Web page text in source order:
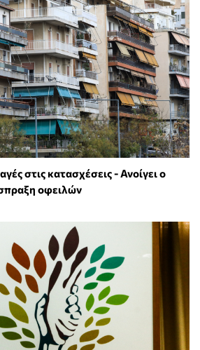
στις κατασχέσεις - Ανοίγει ο
οφειλών